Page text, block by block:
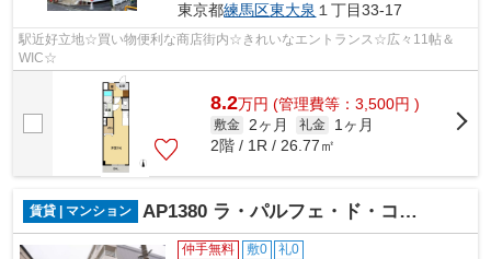
東京都練馬区東大泉 １丁目33-17
駅近好立地☆買い物便利な商店街内☆きれいなエントランス☆広々11帖＆
WIC☆
8.2万円 (管理費等：3,500円 )
敷金 2ヶ月 礼金
1ヶ月
2階 / 1R / 26.77㎡
賃貸 | マンション AP1380 ラ・パルフェ・ド・コントゥール 111
仲手無料 敷0 礼0